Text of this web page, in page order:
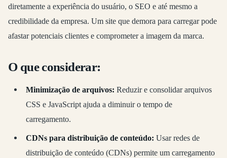
diretamente a experiência do usuário, o SEO e até mesmo a
credibilidade da empresa. Um site que demora para carregar pode
afastar potenciais clientes e comprometer a imagem da marca.
O que considerar:
Minimização de arquivos: Reduzir e consolidar arquivos
CSS e JavaScript ajuda a diminuir o tempo de
carregamento.
CDNs para distribuição de conteúdo: Usar redes de
distribuição de conteúdo (CDNs) permite um carregamento